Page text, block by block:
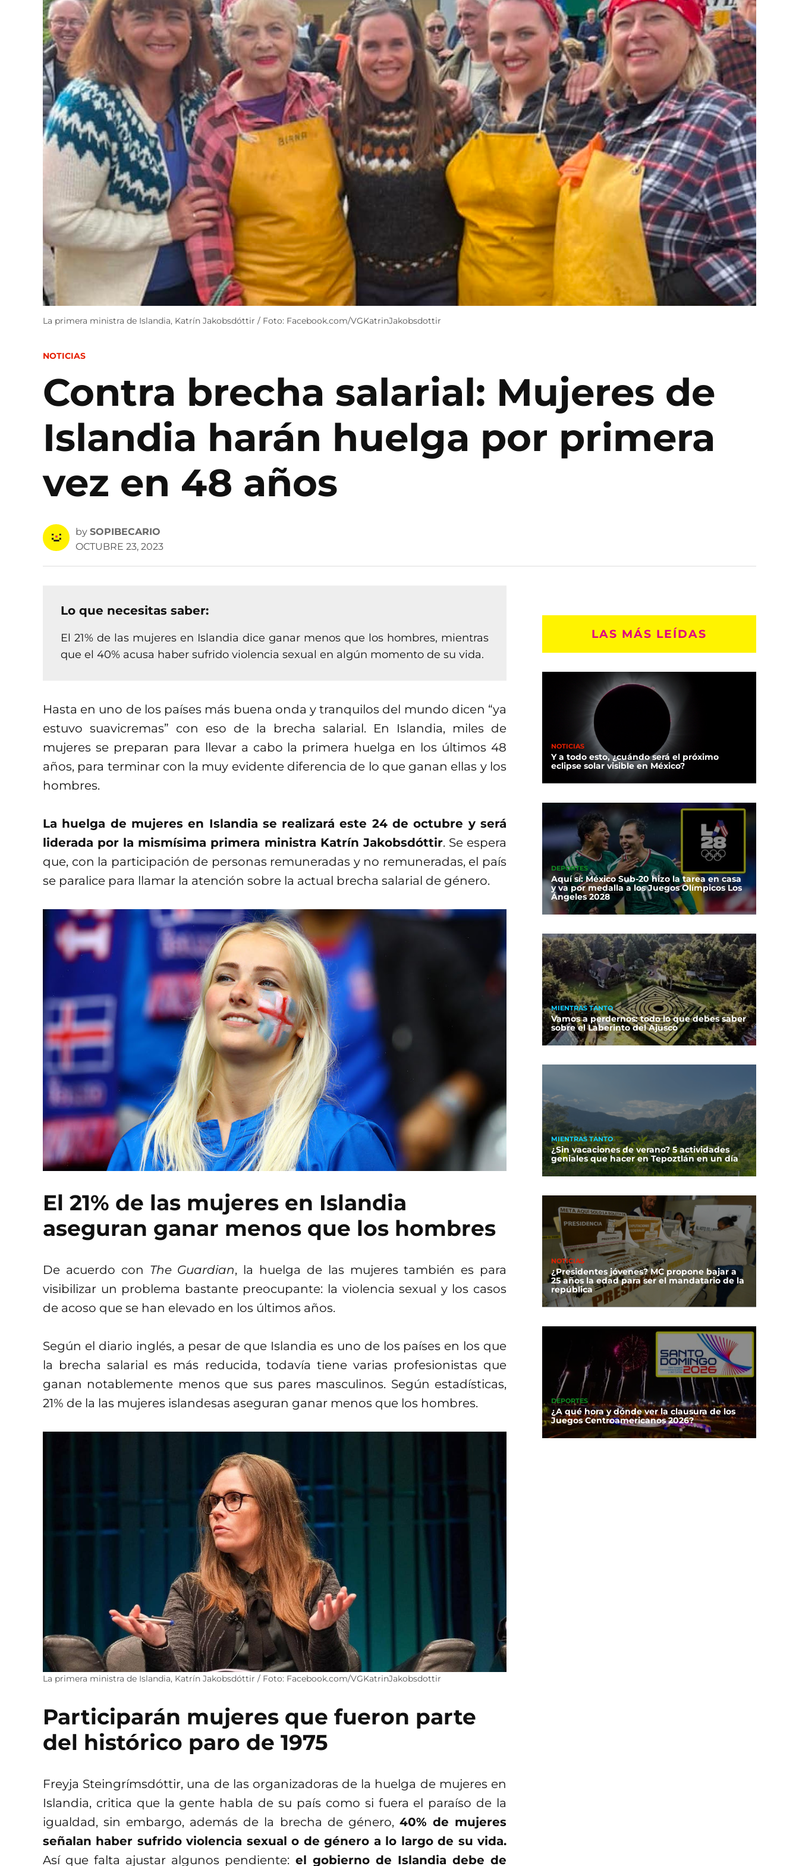
La primera ministra de Islandia, Katrín Jakobsdóttir / Foto: Facebook.com/VGKatrinJakobsdottir
POSTED
NOTICIAS
Contra brecha salarial: Mujeres de
Islandia harán huelga por primera
vez en 48 años
by SOPIBECARIO
OCTUBRE 23, 2023
Lo que necesitas saber:
El 21% de las mujeres en Islandia dice ganar menos que los hombres, mientras
que el 40% acusa haber sufrido violencia sexual en algún momento de su vida.
Hasta en uno de los países más buena onda y tranquilos del mundo dicen “ya
estuvo suavicremas” con eso de la brecha salarial. En Islandia, miles de
mujeres se preparan para llevar a cabo la primera huelga en los últimos 48
años, para terminar con la muy evidente diferencia de lo que ganan ellas y los
hombres.
La huelga de mujeres en Islandia se realizará este 24 de octubre y será
liderada por la mismísima primera ministra Katrín Jakobsdóttir. Se espera
que, con la participación de personas remuneradas y no remuneradas, el país
se paralice para llamar la atención sobre la actual brecha salarial de género.
El 21% de las mujeres en Islandia
aseguran ganar menos que los hombres
De acuerdo con The Guardian, la huelga de las mujeres también es para
visibilizar un problema bastante preocupante: la violencia sexual y los casos
de acoso que se han elevado en los últimos años.
Según el diario inglés, a pesar de que Islandia es uno de los países en los que
la brecha salarial es más reducida, todavía tiene varias profesionistas que
ganan notablemente menos que sus pares masculinos. Según estadísticas,
21% de la las mujeres islandesas aseguran ganar menos que los hombres.
La primera ministra de Islandia, Katrín Jakobsdóttir / Foto: Facebook.com/VGKatrinJakobsdottir
Participarán mujeres que fueron parte
del histórico paro de 1975
Freyja Steingrímsdóttir, una de las organizadoras de la huelga de mujeres en
Islandia, critica que la gente habla de su país como si fuera el paraíso de la
igualdad, sin embargo, además de la brecha de género, 40% de mujeres
señalan haber sufrido violencia sexual o de género a lo largo de su vida.
Así que falta ajustar algunos pendiente: el gobierno de Islandia debe de
LAS MÁS LEÍDAS
NOTICIAS
Y a todo esto, ¿cuándo será el próximo
eclipse solar visible en México?
DEPORTES
Aquí sí: México Sub-20 hizo la tarea en casa
y va por medalla a los Juegos Olímpicos Los
Ángeles 2028
MIENTRAS TANTO
Vamos a perdernos: todo lo que debes saber
sobre el Laberinto del Ajusco
MIENTRAS TANTO
¿Sin vacaciones de verano? 5 actividades
geniales que hacer en Tepoztlán en un día
NOTICIAS
¿Presidentes jóvenes? MC propone bajar a
25 años la edad para ser el mandatario de la
república
DEPORTES
¿A qué hora y dónde ver la clausura de los
Juegos Centroamericanos 2026?